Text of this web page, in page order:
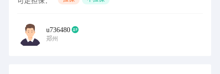
u736480
郑州